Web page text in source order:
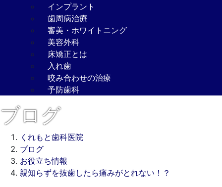
インプラント
歯周病治療
審美・ホワイトニング
美容外科
床矯正とは
入れ歯
咬み合わせの治療
予防歯科
ブログ
くれもと歯科医院
ブログ
お役立ち情報
親知らずを抜歯したら痛みがとれない！？